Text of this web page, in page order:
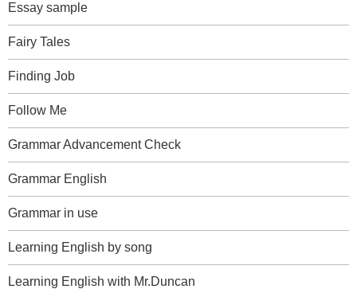
Essay sample
Fairy Tales
Finding Job
Follow Me
Grammar Advancement Check
Grammar English
Grammar in use
Learning English by song
Learning English with Mr.Duncan